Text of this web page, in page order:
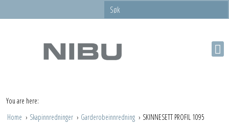
You are here:
Home
Skapinnredninger Garderobeinnredning SKINNESETT PROFIL 1095